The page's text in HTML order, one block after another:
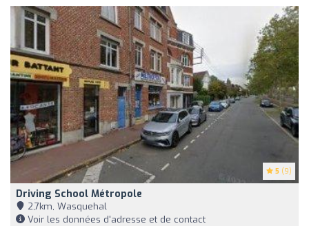
5 (9)
Driving School Métropole
2,7km, Wasquehal
Voir les données d'adresse et de contact